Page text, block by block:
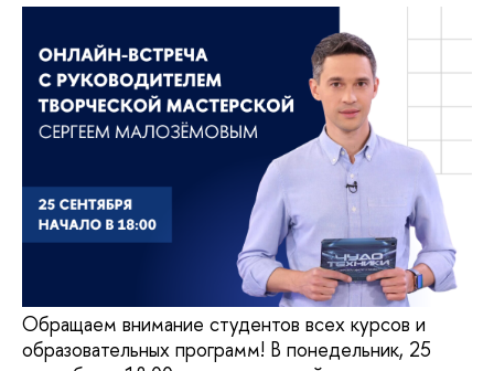
Обращаем внимание студентов всех курсов и
образовательных программ! В понедельник, 25